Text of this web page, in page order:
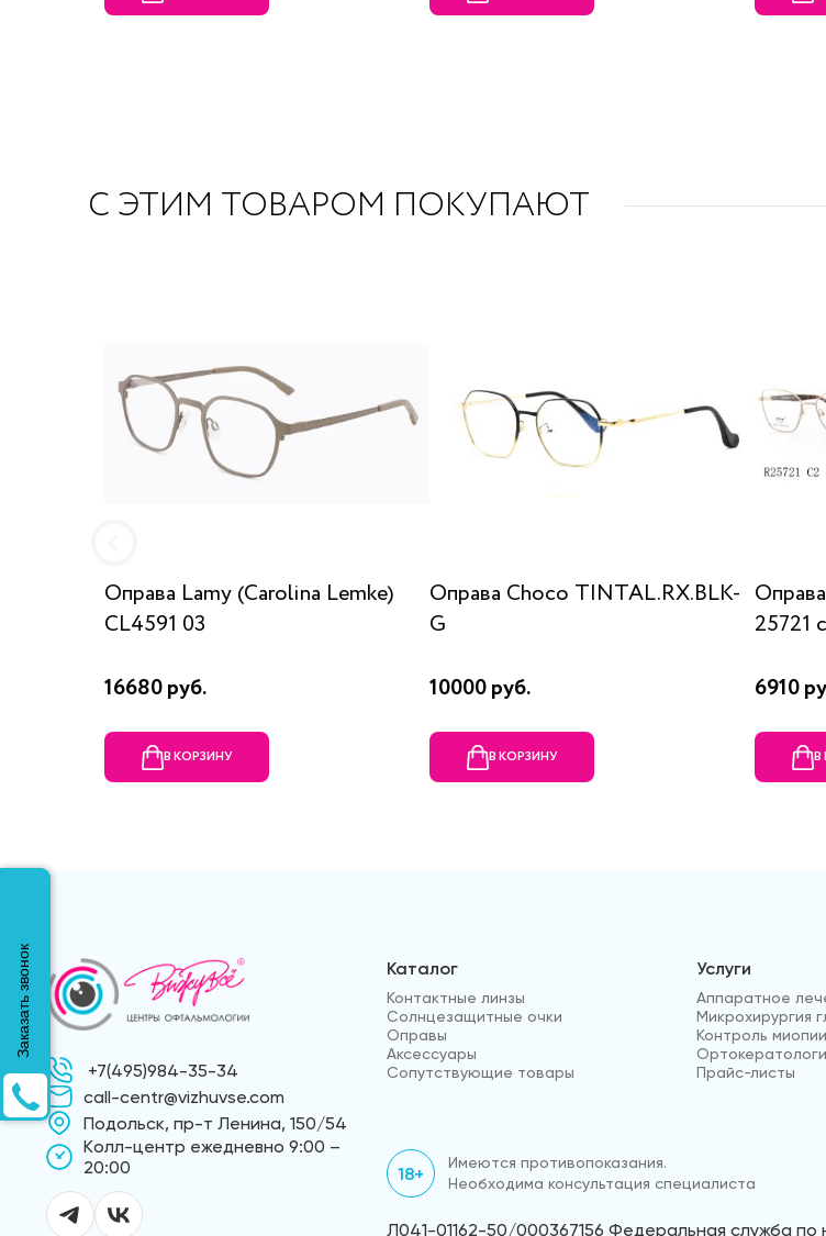
С ЭТИМ ТОВАРОМ ПОКУПАЮТ
Оправа Lamy (Carolina Lemke)
CL4591 03
16680 руб.
В КОРЗИНУ
Оправа Choco TINTAL.RX.BLK-
G
10000 руб.
В КОРЗИНУ
25721
6910
В
+7(495)984-35-34
call-centr@vizhuvse.com
Подольск, пр-т Ленина, 150/54
Kолл-центр ежедневно 9:00 –
20:00
Каталог
Контактные линзы
Солнцезащитные очки
Оправы
Аксессуары
Сопутствующие товары
Услуги
Аппаратное
Микрохирургия
Контроль миопии
Прайс-листы
18+
Имеются противопоказания.
Необходима консультация специалиста
Л041-01162-50/000367156 Федеральная служба по
Заказать звонок